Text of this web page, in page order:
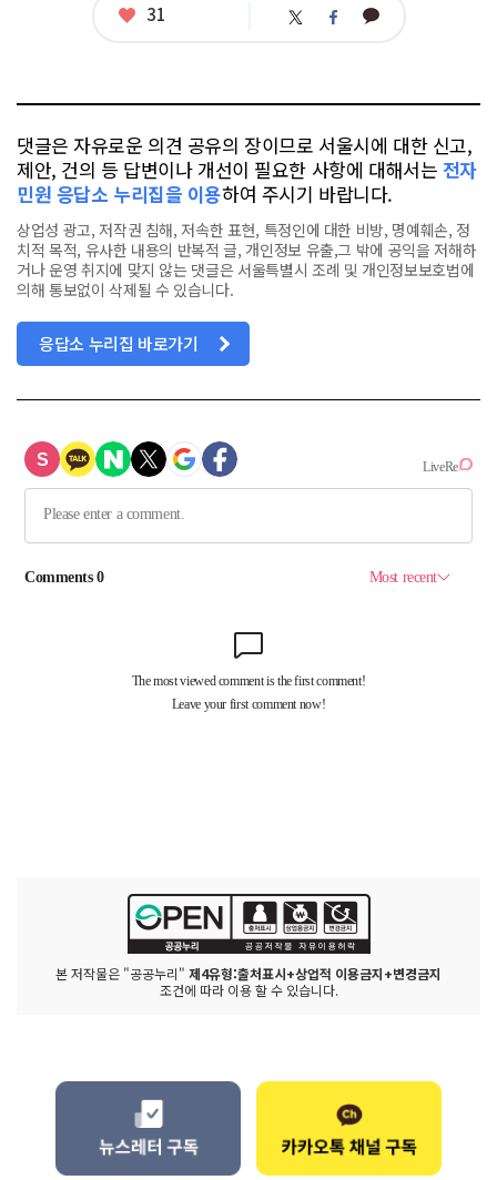
좋
31 트 페 카
댓글은 자유로운 의견 공유의 장이므로 서울시에 대한 신고,
제안, 건의 등 답변이나 개선이 필요한 사항에 대해서는 전자
민원 응답소 누리집을 이용하여 주시기 바랍니다.
상업성 광고, 저작권 침해, 저속한 표현, 특정인에 대한 비방, 명예훼손, 정
치적 목적, 유사한 내용의 반복적 글, 개인정보 유출,그 밖에 공익을 저해하
거나 운영 취지에 맞지 않는 댓글은 서울특별시 조례 및 개인정보보호법에
의해 통보없이 삭제될 수 있습니다.
응답소 누리집 바로가기
본 저작물은 "공공누리" 제4유형:출처표시+상업적 이용금지+변경금지
조건에 따라 이용 할 수 있습니다.